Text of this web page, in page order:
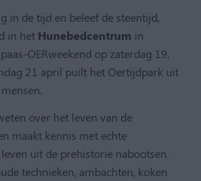
in de tijd en beleef de steentijd,
in het Hunebedcentrum in
OERweekend op zaterdag 19,
21 april puilt het Oertijdpark uit
over het leven van de
maakt kennis met echte
uit de prehistorie nabootsen.
technieken, ambachten, koken